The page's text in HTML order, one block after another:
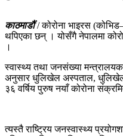
काठमाडौं/ कोरोना भाइरस
थपिएका छन् । योसँगै नेपालमा
।
स्वास्थ्य तथा जनसंख्या
अनुसार धुलिखेल अस्पताल,
३६ वर्षिय पुरुष नयाँ कोरोना
त्यस्तै राष्ट्रिय जनस्वास्थ्य